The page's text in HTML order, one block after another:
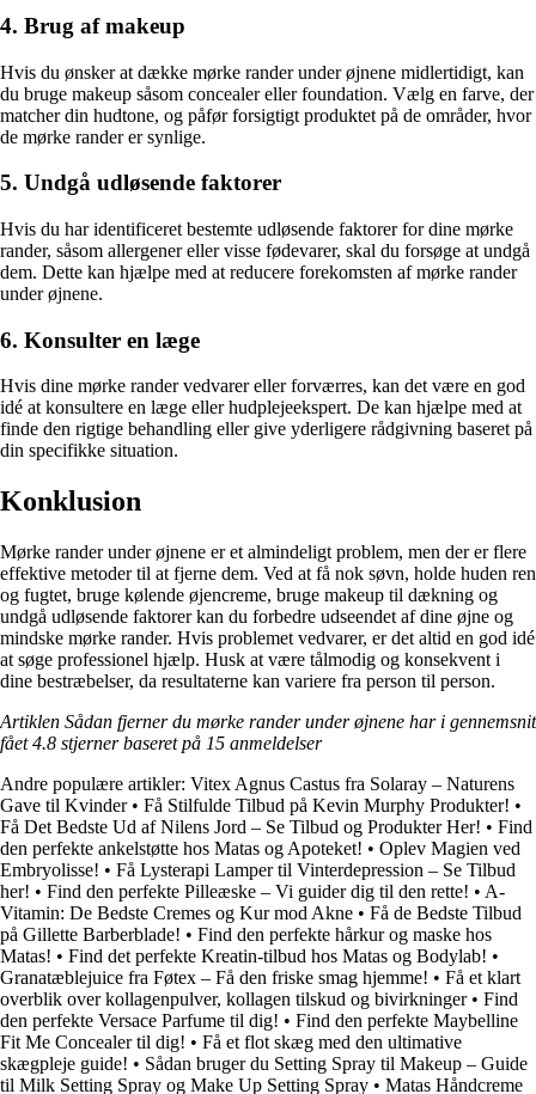
4. Brug af makeup
Hvis du ønsker at dække mørke rander under øjnene midlertidigt, kan
du bruge makeup såsom concealer eller foundation. Vælg en farve, der
matcher din hudtone, og påfør forsigtigt produktet på de områder, hvor
de mørke rander er synlige.
5. Undgå udløsende faktorer
Hvis du har identificeret bestemte udløsende faktorer for dine mørke
rander, såsom allergener eller visse fødevarer, skal du forsøge at undgå
dem. Dette kan hjælpe med at reducere forekomsten af mørke rander
under øjnene.
6. Konsulter en læge
Hvis dine mørke rander vedvarer eller forværres, kan det være en god
idé at konsultere en læge eller hudplejeekspert. De kan hjælpe med at
finde den rigtige behandling eller give yderligere rådgivning baseret på
din specifikke situation.
Konklusion
Mørke rander under øjnene er et almindeligt problem, men der er flere
effektive metoder til at fjerne dem. Ved at få nok søvn, holde huden ren
og fugtet, bruge kølende øjencreme, bruge makeup til dækning og
undgå udløsende faktorer kan du forbedre udseendet af dine øjne og
mindske mørke rander. Hvis problemet vedvarer, er det altid en god idé
at søge professionel hjælp. Husk at være tålmodig og konsekvent i
dine bestræbelser, da resultaterne kan variere fra person til person.
Artiklen Sådan fjerner du mørke rander under øjnene har i gennemsnit
fået4.8 stjerner baseret på 15 anmeldelser
Andre populære artikler: Vitex Agnus Castus fra Solaray – Naturens
Gave til Kvinder• Få Stilfulde Tilbud på Kevin Murphy Produkter! •
Få Det Bedste Ud af Nilens Jord – Se Tilbud og Produkter Her! • Find
den perfekte ankelstøtte hos Matas og Apoteket! • Oplev Magien ved
Embryolisse! • Få Lysterapi Lamper til Vinterdepression – Se Tilbud
her! • Find den perfekte Pilleæske – Vi guider dig til den rette! • A-
Vitamin: De Bedste Cremes og Kur mod Akne • Få de Bedste Tilbud
på Gillette Barberblade! • Find den perfekte hårkur og maske hos
Matas! • Find det perfekte Kreatin-tilbud hos Matas og Bodylab! •
Granatæblejuice fra Føtex – Få den friske smag hjemme! • Få et klart
overblik over kollagenpulver, kollagen tilskud og bivirkninger• Find
den perfekte Versace Parfume til dig! • Find den perfekte Maybelline
Fit Me Concealer til dig! • Få et flot skæg med den ultimative
skægpleje guide! • Sådan bruger du Setting Spray til Makeup – Guide
til Milk Setting Spray og Make Up Setting Spray • Matas Håndcreme